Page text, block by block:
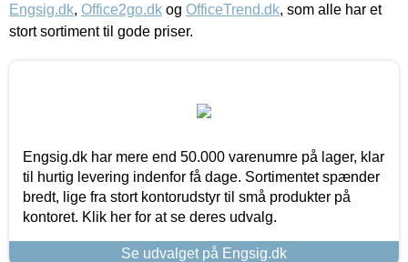
Engsig.dk, Office2go.dk og OfficeTrend.dk, som alle har et
stort sortiment til gode priser.
Engsig.dk har mere end 50.000 varenumre på lager, klar
til hurtig levering indenfor få dage. Sortimentet spænder
bredt, lige fra stort kontorudstyr til små produkter på
kontoret. Klik her for at se deres udvalg.
Se udvalget på Engsig.dk